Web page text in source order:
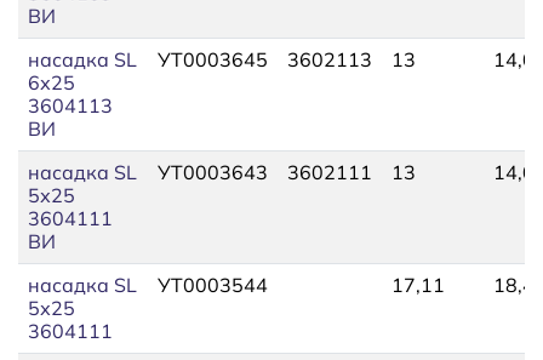
ВИ
насадка SL
6х25
3604113
ВИ
УТ0003645 3602113 13
насадка SL
5х25
3604111
ВИ
УТ0003643 3602111 13
насадка SL
5х25
3604111
УТ0003544 17,11